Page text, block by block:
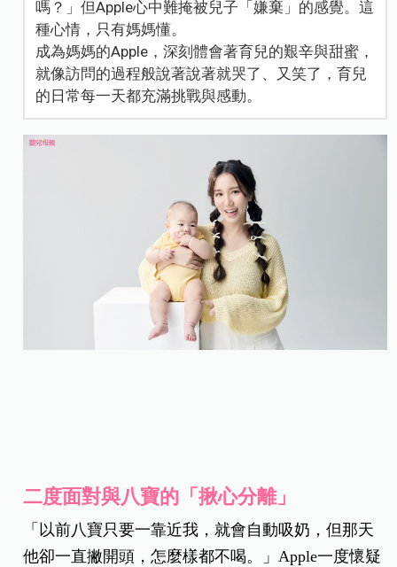
嗎？」但Apple心中難掩被兒子「嫌棄」的感覺。這
種心情，只有媽媽懂。
成為媽媽的Apple，深刻體會著育兒的艱辛與甜蜜，
就像訪問的過程般說著說著就哭了、又笑了，育兒
的日常每一天都充滿挑戰與感動。
二度面對與八寶的「揪心分離」
「以前八寶只要一靠近我，就會自動吸奶，但那天
他卻一直撇開頭，怎麼樣都不喝。」Apple一度懷疑